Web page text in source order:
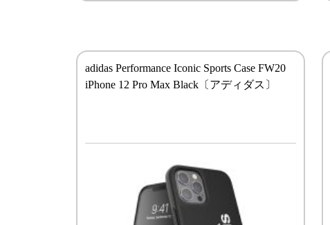
adidas Performance Iconic Sports Case FW20
iPhone 12 Pro Max Black〔アディダス〕